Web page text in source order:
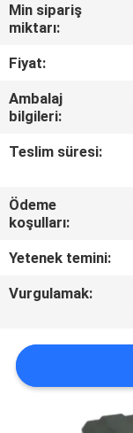
TURU
KALITE
KONTROL
BIZIMLE
ILETIŞIME
GEÇIN
HABERLER
VAKALAR
BIR
Min sipariş
miktarı:
Fiyat:
Ambalaj
bilgileri:
Teslim süresi:
Ödeme
koşulları:
Yetenek temini:
Vurgulamak: